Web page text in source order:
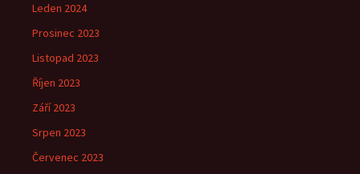
Leden 2024
Prosinec 2023
Listopad 2023
Říjen 2023
Září 2023
Srpen 2023
Červenec 2023